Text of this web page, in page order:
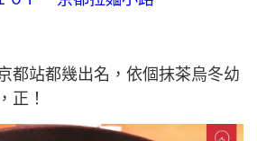
都站都幾出名，依個抹茶烏冬幼
正！